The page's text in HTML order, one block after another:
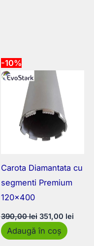
-10%
Carota Diamantata cu
segmenti Premium
120×400
390,00lei Prețul
inițial
a
fost:
351,00 leiPrețul
Adaugă în coș